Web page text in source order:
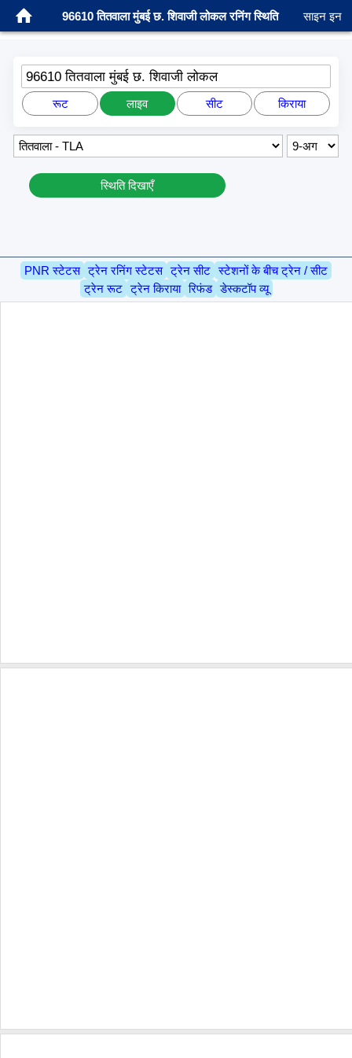
96610 तितवाला मुंबई छ. शिवाजी लोकल रनिंग स्थिति साइन इन
96610 तितवाला मुंबई छ. शिवाजी लोकल
रूट लाइव सीट किराया
स्थिति दिखाएँ
PNR स्टेटस ट्रेन रनिंग स्टेटस ट्रेन सीट स्टेशनों के बीच ट्रेन / सीट
ट्रेन रूट ट्रेन किराया रिफंड डेस्कटॉप व्यू